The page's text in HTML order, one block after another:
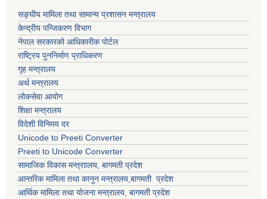
सङ्घीय मामिला तथा सामान्य प्रशासन मन्त्रालय
केन्द्रीय पन्जिकरण विभाग
नेपाल सरकारको आधिकारीक पोर्टल
राष्ट्रिय पुननिर्माण प्राधिकरण
गृह मन्त्रालय
अर्थ मन्त्रालय
लोकसेवा आयोग
शिक्षा मन्त्रालय
विदेशी विनिमय दर
Unicode to Preeti Converter
Preeti to Unicode Converter
सामाजिक विकास मन्त्राालय, बागमती प्रदेश
आन्तरिक मामिला तथा कानुन मन्त्रालय,बागमती प्रदेश
आर्थिक मामिला तथा योजना मन्त्रालय, बागमती प्रदेश